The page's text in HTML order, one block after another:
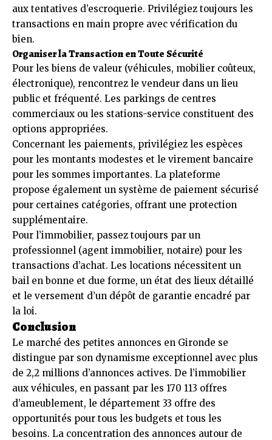
aux tentatives d’escroquerie. Privilégiez toujours les
transactions en main propre avec vérification du
bien.
Organiser la Transaction en Toute Sécurité
Pour les biens de valeur (véhicules, mobilier coûteux,
électronique), rencontrez le vendeur dans un lieu
public et fréquenté. Les parkings de centres
commerciaux ou les stations-service constituent des
options appropriées.
Concernant les paiements, privilégiez les espèces
pour les montants modestes et le virement bancaire
pour les sommes importantes. La plateforme
propose également un système de paiement sécurisé
pour certaines catégories, offrant une protection
supplémentaire.
Pour l’immobilier, passez toujours par un
professionnel (agent immobilier, notaire) pour les
transactions d’achat. Les locations nécessitent un
bail en bonne et due forme, un état des lieux détaillé
et le versement d’un dépôt de garantie encadré par
la loi.
Conclusion
Le marché des petites annonces en Gironde se
distingue par son dynamisme exceptionnel avec plus
de 2,2 millions d’annonces actives. De l’immobilier
aux véhicules, en passant par les 170 113 offres
d’ameublement, le département 33 offre des
opportunités pour tous les budgets et tous les
besoins. La concentration des annonces autour de